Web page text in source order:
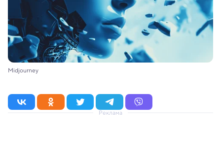
Midjourney
Реклама